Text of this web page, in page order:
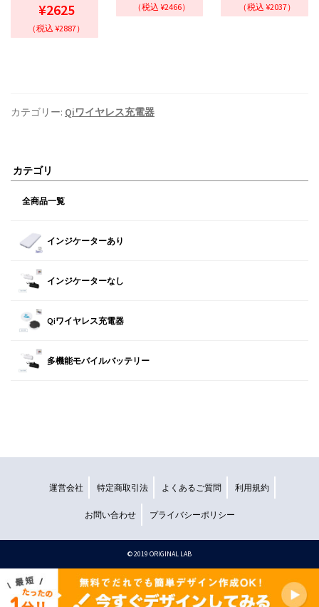
¥2625
（税込 ¥2887）
（税込 ¥2466） （税込 ¥2037）
カテゴリー: Qiワイヤレス充電器
カテゴリ
全商品一覧
インジケーターあり
インジケーターなし
Qiワイヤレス充電器
多機能モバイルバッテリー
運営会社 特定商取引法 よくあるご質問 利用規約
お問い合わせ プライバシーポリシー
©︎ 2019 ORIGINAL LAB